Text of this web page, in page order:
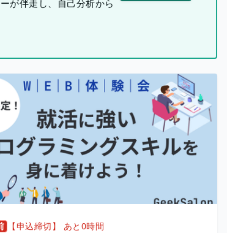
が伴走し、自己分析から
【申込締切】 あと0時間